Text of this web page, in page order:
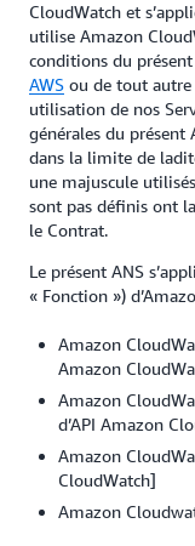
CloudWatch et
utilise Amazon
conditions du
AWS ou de tout autre
utilisation de nos
générales du présent
dans la limite de
une majuscule
sont pas définis ont
le Contrat.
Le présent ANS
« Fonction »)
Amazon
Amazon
Amazon
d’API Amazon
Amazon
CloudWatch]
Amazon